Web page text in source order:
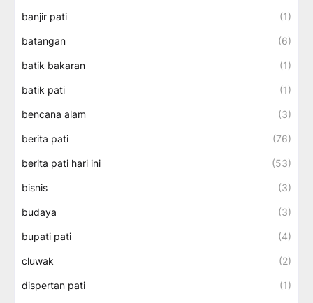
banjir pati (1)
batangan (6)
batik bakaran (1)
batik pati (1)
bencana alam (3)
berita pati (76)
berita pati hari ini (53)
bisnis (3)
budaya (3)
bupati pati (4)
cluwak (2)
dispertan pati (1)